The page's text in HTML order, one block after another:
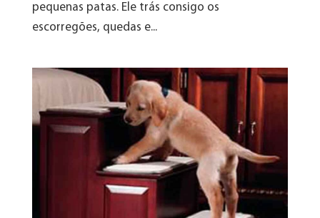
pequenas patas. Ele trás consigo os
escorregões, quedas e...